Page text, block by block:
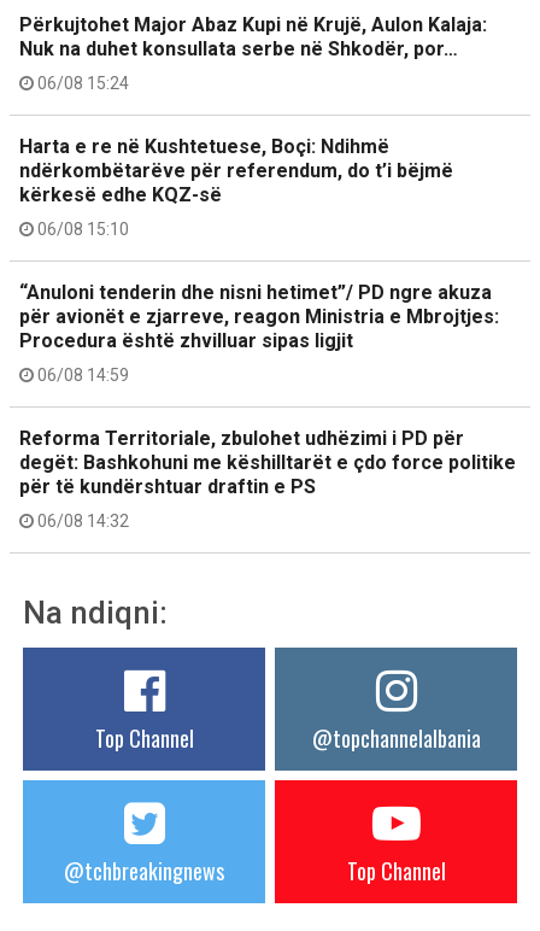
Përkujtohet Major Abaz Kupi në Krujë, Aulon Kalaja:
Nuk na duhet konsullata serbe në Shkodër, por…
06/08 15:24
Harta e re në Kushtetuese, Boçi: Ndihmë
ndërkombëtarëve për referendum, do t’i bëjmë
kërkesë edhe KQZ-së
06/08 15:10
“Anuloni tenderin dhe nisni hetimet”/ PD ngre akuza
për avionët e zjarreve, reagon Ministria e Mbrojtjes:
Procedura është zhvilluar sipas ligjit
06/08 14:59
Reforma Territoriale, zbulohet udhëzimi i PD për
degët: Bashkohuni me këshilltarët e çdo force politike
për të kundërshtuar draftin e PS
06/08 14:32
Na ndiqni:
Top Channel @topchannelalbania
@tchbreakingnews Top Channel